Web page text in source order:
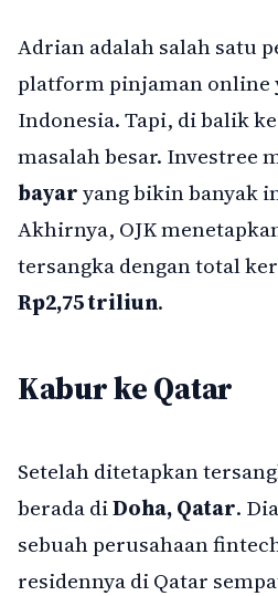
Adrian adalah salah satu
platform pinjaman online
Indonesia. Tapi, di balik
masalah besar. Investree
bayaryang bikin banyak
Akhirnya, OJK
tersangka dengan total
Rp2,75 triliun.
Kabur ke Qatar
Setelah ditetapkan
berada diDoha, Qatar.
sebuah perusahaan
residennya di Qatar